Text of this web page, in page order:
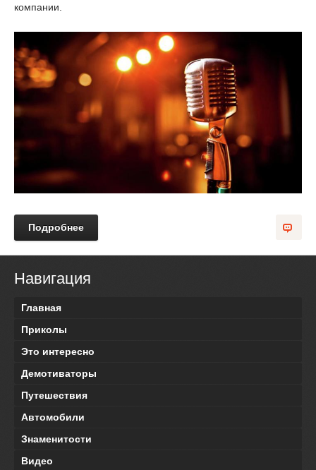
компании.
Подробнее
Навигация
Главная
Приколы
Это интересно
Демотиваторы
Путешествия
Автомобили
Знаменитости
Видео